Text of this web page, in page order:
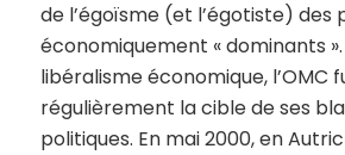
de l’égoïsme (et l’égotiste) des
économiquement « dominants
libéralisme économique, l’OMC
régulièrement la cible de ses
politiques. En mai 2000, en